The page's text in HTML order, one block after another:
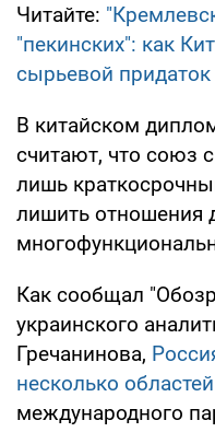
Читайте:
"пекинских": как
сырьевой придаток
В китайском
считают, что союз
лишь
лишить отношения
Как сообщал
украинского
Гречанинова,
несколько областей
международного